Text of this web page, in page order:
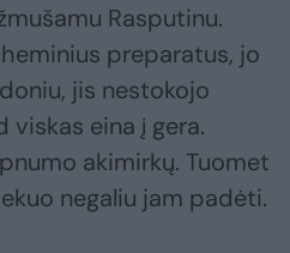
Rasputinu.
preparatus, jo
jis nestokojo
viskas eina į gera.
akimirkų. Tuomet
negaliu jam padėti.